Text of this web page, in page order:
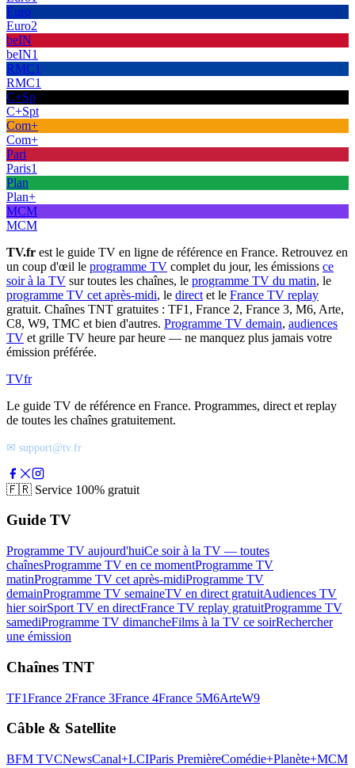
Euro
Euro2
beIN
beIN1
RMC1
RMC1
C+Sp
C+Spt
Com+
Com+
Pari
Paris1
Plan
Plan+
MCM
MCM
TV.fr est le guide TV en ligne de référence en France. Retrouvez en
un coup d'œil le programme TV complet du jour, les émissions ce
soir à la TV sur toutes les chaînes, le programme TV du matin, le
programme TV cet après-midi, le direct et le France TV replay
gratuit. Chaînes TNT gratuites : TF1, France 2, France 3, M6, Arte,
C8, W9, TMC et bien d'autres. Programme TV demain, audiences
TV et grille TV heure par heure — ne manquez plus jamais votre
émission préférée.
TVfr
Le guide TV de référence en France. Programmes, direct et replay
de toutes les chaînes gratuitement.
✉ support@tv.fr
🇫🇷 Service 100% gratuit
Guide TV
Programme TV aujourd'huiCe soir à la TV — toutes
chaînesProgramme TV en ce momentProgramme TV
matinProgramme TV cet après-midiProgramme TV
demainProgramme TV semaineTV en direct gratuitAudiences TV
hier soirSport TV en directFrance TV replay gratuitProgramme TV
samediProgramme TV dimancheFilms à la TV ce soirRechercher
une émission
Chaînes TNT
TF1France 2France 3France 4France 5M6ArteW9
Câble & Satellite
BFM TVCNewsCanal+LCIParis PremièreComédie+Planète+MCM